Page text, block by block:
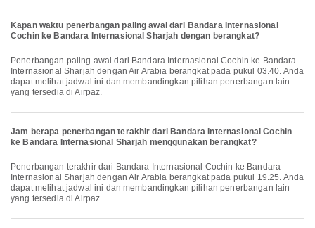
Kapan waktu penerbangan paling awal dari Bandara Internasional
Cochin ke Bandara Internasional Sharjah dengan berangkat?
Penerbangan paling awal dari Bandara Internasional Cochin ke Bandara
Internasional Sharjah dengan Air Arabia berangkat pada pukul 03.40. Anda
dapat melihat jadwal ini dan membandingkan pilihan penerbangan lain
yang tersedia di Airpaz.
Jam berapa penerbangan terakhir dari Bandara Internasional Cochin
ke Bandara Internasional Sharjah menggunakan berangkat?
Penerbangan terakhir dari Bandara Internasional Cochin ke Bandara
Internasional Sharjah dengan Air Arabia berangkat pada pukul 19.25. Anda
dapat melihat jadwal ini dan membandingkan pilihan penerbangan lain
yang tersedia di Airpaz.